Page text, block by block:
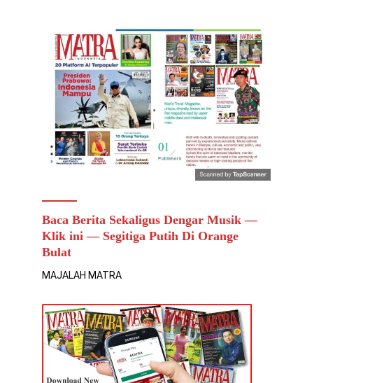
Baca Berita Sekaligus Dengar Musik —
Klik ini — Segitiga Putih Di Orange
Bulat
MAJALAH MATRA